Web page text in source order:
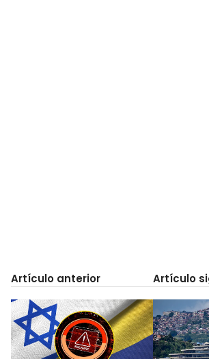
Artículo anterior Artículo